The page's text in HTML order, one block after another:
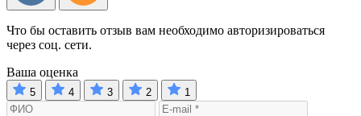
Что бы оставить отзыв вам необходимо авторизироваться
через соц. сети.
Ваша оценка
5 4 3 2 1